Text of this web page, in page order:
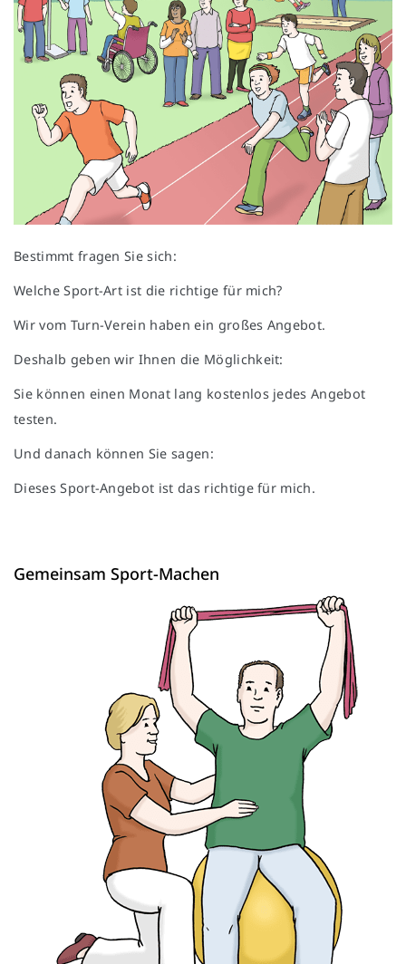
Bestimmt fragen Sie sich:
Welche Sport-Art ist die richtige für mich?
Wir vom Turn-Verein haben ein großes Angebot.
Deshalb geben wir Ihnen die Möglichkeit:
Sie können einen Monat lang kostenlos jedes Angebot
testen.
Und danach können Sie sagen:
Dieses Sport-Angebot ist das richtige für mich.
Gemeinsam Sport-Machen